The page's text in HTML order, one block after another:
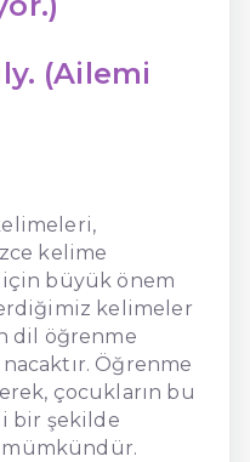
(Ailemi
kelime
büyük önem
kelimeler
dil öğrenme
Öğrenme
çocukların bu
bir şekilde
mümkündür.